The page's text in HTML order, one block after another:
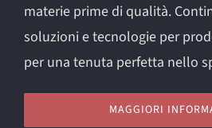
materie prime di qualità.
soluzioni e tecnologie per
per una tenuta perfetta nello
MAGGIORI